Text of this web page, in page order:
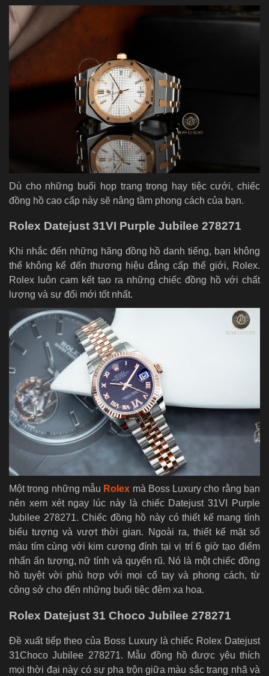
Dù cho những buổi họp trang trọng hay tiệc cưới, chiếc
đồng hồ cao cấp này sẽ nâng tầm phong cách của bạn.
Rolex Datejust 31VI Purple Jubilee 278271
Khi nhắc đến những hãng đồng hồ danh tiếng, bạn không
thể không kể đến thương hiệu đẳng cấp thế giới, Rolex.
Rolex luôn cam kết tạo ra những chiếc đồng hồ với chất
lượng và sự đổi mới tốt nhất.
Một trong những mẫu Rolex mà Boss Luxury cho rằng bạn
nên xem xét ngay lúc này là chiếc Datejust 31VI Purple
Jubilee 278271. Chiếc đồng hồ này có thiết kế mang tính
biểu tượng và vượt thời gian. Ngoài ra, thiết kế mặt số
màu tím cùng với kim cương đính tại vị trí 6 giờ tạo điểm
nhấn ấn tượng, nữ tính và quyến rũ. Nó là một chiếc đồng
hồ tuyệt vời phù hợp với mọi cổ tay và phong cách, từ
công sở cho đến những buổi tiệc đêm xa hoa.
Rolex Datejust 31 Choco Jubilee 278271
Đề xuất tiếp theo của Boss Luxury là chiếc Rolex Datejust
31Choco Jubilee 278271. Mẫu đồng hồ được yêu thích
mọi thời đại này có sự pha trộn giữa màu sắc trang nhã và